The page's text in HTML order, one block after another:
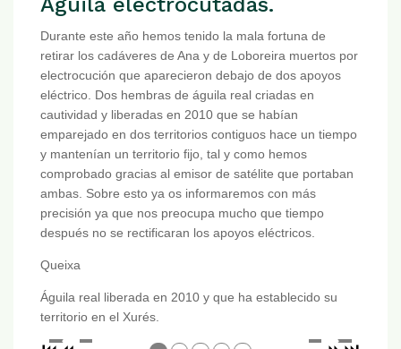
Durante este año hemos tenido la mala fortuna de
retirar los cadáveres de Ana y de Loboreira muertos por
electrocución que aparecieron debajo de dos apoyos
eléctrico. Dos hembras de águila real criadas en
cautividad y liberadas en 2010 que se habían
emparejado en dos territorios contiguos hace un tiempo
y mantenían un territorio fijo, tal y como hemos
comprobado gracias al emisor de satélite que portaban
ambas. Sobre esto ya os informaremos con más
precisión ya que nos preocupa mucho que tiempo
después no se rectificaran los apoyos eléctricos.
Queixa
Águila real liberada en 2010 y que ha establecido su
territorio en el Xurés.